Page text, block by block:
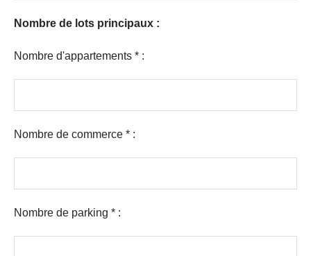
Nombre de lots principaux :
Nombre d'appartements * :
Nombre de commerce * :
Nombre de parking * :